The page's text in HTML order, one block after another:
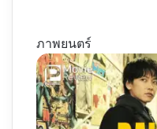
ภาพยนตร์